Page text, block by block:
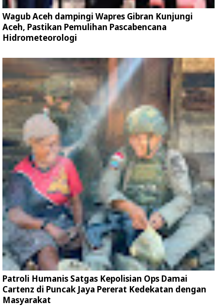
Wagub Aceh dampingi Wapres Gibran Kunjungi
Aceh, Pastikan Pemulihan Pascabencana
Hidrometeorologi
Patroli Humanis Satgas Kepolisian Ops Damai
Cartenz di Puncak Jaya Pererat Kedekatan dengan
Masyarakat